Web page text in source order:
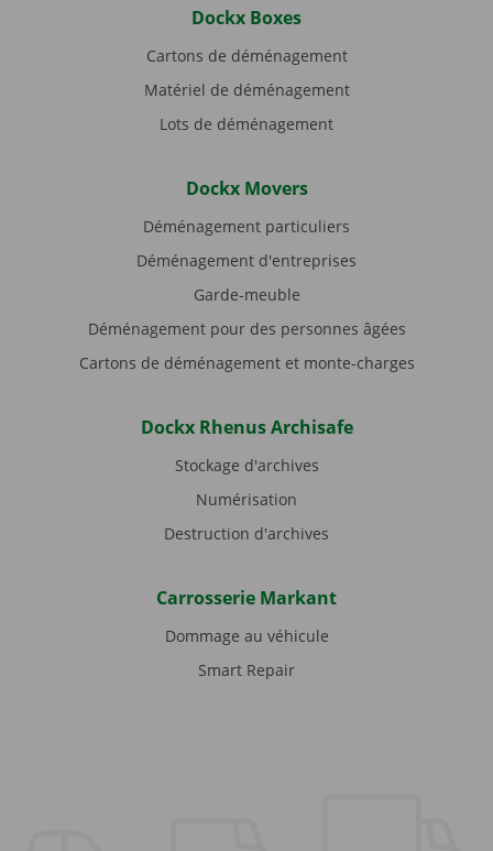
Dockx Boxes
Cartons de déménagement
Matériel de déménagement
Lots de déménagement
Dockx Movers
Déménagement particuliers
Déménagement d'entreprises
Garde-meuble
Déménagement pour des personnes âgées
Cartons de déménagement et monte-charges
Dockx Rhenus Archisafe
Stockage d'archives
Numérisation
Destruction d'archives
Carrosserie Markant
Dommage au véhicule
Smart Repair